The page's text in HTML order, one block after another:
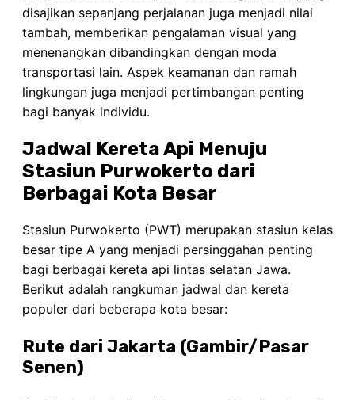
disajikan sepanjang perjalanan juga menjadi nilai
tambah, memberikan pengalaman visual yang
menenangkan dibandingkan dengan moda
transportasi lain. Aspek keamanan dan ramah
lingkungan juga menjadi pertimbangan penting
bagi banyak individu.
Jadwal Kereta Api Menuju
Stasiun Purwokerto dari
Berbagai Kota Besar
Stasiun Purwokerto (PWT) merupakan stasiun kelas
besar tipe A yang menjadi persinggahan penting
bagi berbagai kereta api lintas selatan Jawa.
Berikut adalah rangkuman jadwal dan kereta
populer dari beberapa kota besar:
Rute dari Jakarta (Gambir/Pasar
Senen)